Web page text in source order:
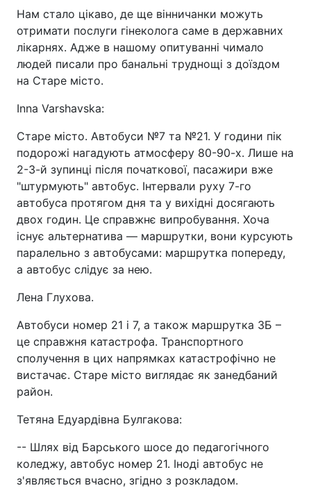
Нам стало цікаво, де ще вінничанки можуть
отримати послуги гінеколога саме в державних
лікарнях. Адже в нашому опитуванні чимало
людей писали про банальні труднощі з доїздом
на Старе місто.
Inna Varshavska:
Старе місто. Автобуси №7 та №21. У години пік
подорожі нагадують атмосферу 80-90-х. Лише на
2-3-й зупинці після початкової, пасажири вже
"штурмують" автобус. Інтервали руху 7-го
автобуса протягом дня та у вихідні досягають
двох годин. Це справжнє випробування. Хоча
існує альтернатива — маршрутки, вони курсують
паралельно з автобусами: маршрутка попереду,
а автобус слідує за нею.
Лена Глухова.
Автобуси номер 21 і 7, а також маршрутка 3Б –
це справжня катастрофа. Транспортного
сполучення в цих напрямках катастрофічно не
вистачає. Старе місто виглядає як занедбаний
район.
Тетяна Едуардівна Булгакова:
-- Шлях від Барського шосе до педагогічного
коледжу, автобус номер 21. Іноді автобус не
з'являється вчасно, згідно з розкладом.